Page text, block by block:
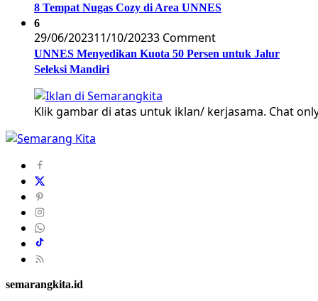
8 Tempat Nugas Cozy di Area UNNES
6
29/06/202311/10/20233 Comment
UNNES Menyedikan Kuota 50 Persen untuk Jalur
Seleksi Mandiri
Klik gambar di atas untuk iklan/ kerjasama. Chat
semarangkita.id